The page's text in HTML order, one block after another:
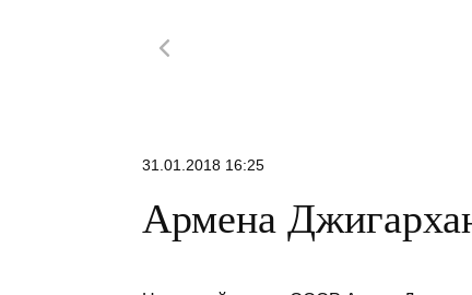
31.01.2018 16:25
Армена